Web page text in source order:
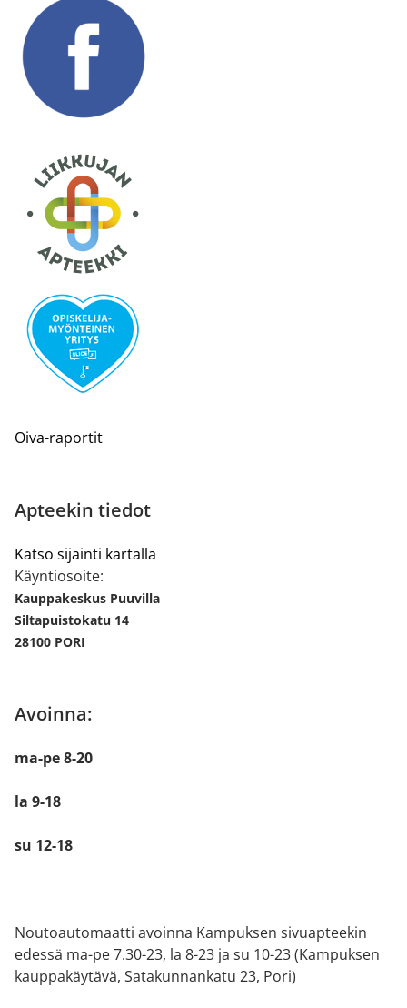
Oiva-raportit
Apteekin tiedot
Katso sijainti kartalla
Käyntiosoite:
Kauppakeskus Puuvilla
Siltapuistokatu 14
28100 PORI
Avoinna:
ma-pe 8-20
la 9-18
su 12-18
Noutoautomaatti avoinna Kampuksen sivuapteekin
edessä ma-pe 7.30-23, la 8-23 ja su 10-23 (Kampuksen
kauppakäytävä, Satakunnankatu 23, Pori)